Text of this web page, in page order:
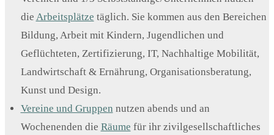
die Arbeitsplätze täglich. Sie kommen aus den Bereichen
Bildung, Arbeit mit Kindern, Jugendlichen und
Geflüchteten, Zertifizierung, IT, Nachhaltige Mobilität,
Landwirtschaft & Ernährung, Organisationsberatung,
Kunst und Design.
Vereine und Gruppen nutzen abends und an
Wochenenden die Räume für ihr zivilgesellschaftliches